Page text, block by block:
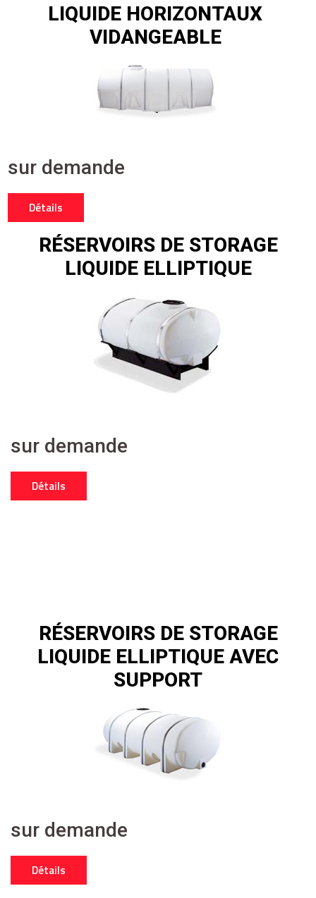
LIQUIDE HORIZONTAUX
VIDANGEABLE
sur demande
Détails
RÉSERVOIRS DE STORAGE
LIQUIDE ELLIPTIQUE
sur demande
Détails
RÉSERVOIRS DE STORAGE
LIQUIDE ELLIPTIQUE AVEC
SUPPORT
sur demande
Détails